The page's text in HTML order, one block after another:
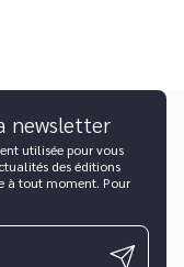
newsletter
utilisée pour vous
des éditions
à tout moment. Pour